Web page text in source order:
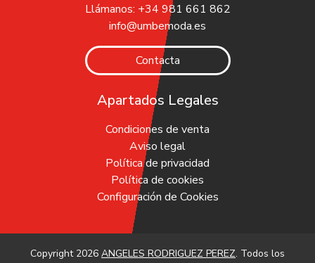
Llámanos: +34 981 661 862
info@umbemoda.es
Contacta
Apartados Legales
Condiciones de venta
Aviso legal
Política de privacidad
Política de cookies
Configuración de Cookies
Copyright 2026 ANGELES RODRIGUEZ PEREZ. Todos los